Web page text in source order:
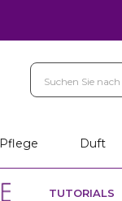
Pflege Duft
TUTORIALS